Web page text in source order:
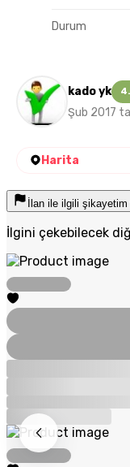
Durum
kado yk
Şub 2017
Harita
İlan ile ilgili
İlgini çekebilecek